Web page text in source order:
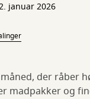
januar 2026
der råber
madpakker og